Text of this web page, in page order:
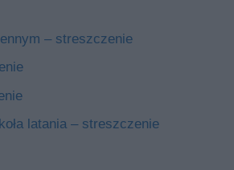
– streszczenie
latania – streszczenie